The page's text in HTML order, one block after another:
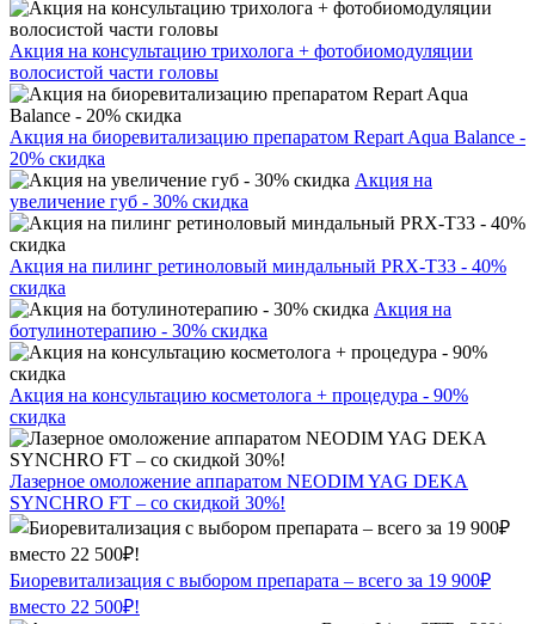
Акция на консультацию трихолога + фотобиомодуляции
волосистой части головы
Акция на биоревитализацию препаратом Repart Aqua Balance -
20% скидка
Акция на
увеличение губ - 30% скидка
Акция на пилинг ретиноловый миндальный PRX-T33 - 40%
скидка
Акция на
ботулинотерапию - 30% скидка
Акция на консультацию косметолога + процедура - 90%
скидка
Лазерное омоложение аппаратом NEODIM YAG DEKA
SYNCHRO FT – со скидкой 30%!
Биоревитализация с выбором препарата – всего за 19 900₽
вместо 22 500₽!